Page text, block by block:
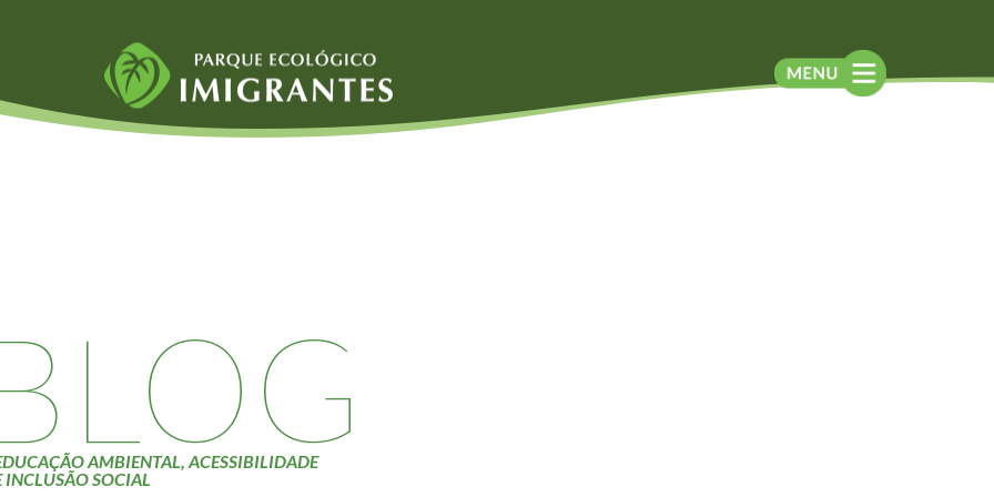
Fauna e Flora
Liquens
Tucano do Bico
Atividades Blog
AMBIENTAL, ACESSIBILIDADE
INCLUSÃO SOCIAL